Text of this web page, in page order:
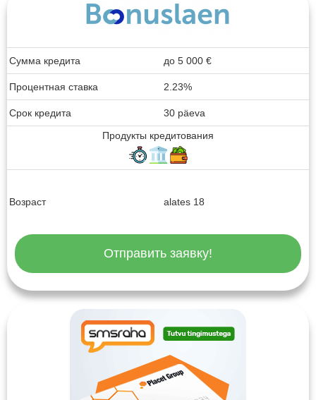
Сумма кредита до 5 000 €
Процентная ставка 2.23%
Срок кредита
30 päeva
Продукты кредитования
Возраст alates 18
Отправить заявку!